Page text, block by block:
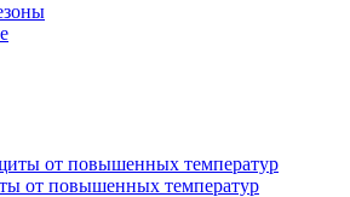
от повышенных температур